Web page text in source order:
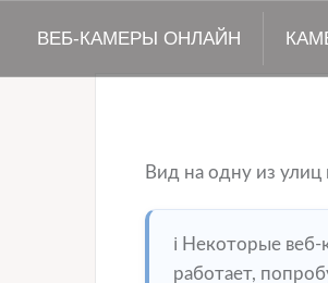
ВЕБ-КАМЕРЫ ОНЛАЙН
Вид на одну из улиц
ℹ️ Некоторые
работает,